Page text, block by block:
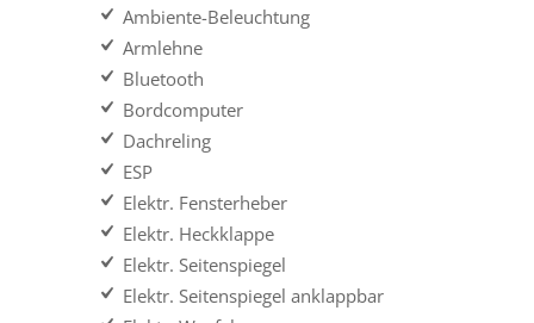
Ambiente-Beleuchtung
Armlehne
Bluetooth
Bordcomputer
Dachreling
ESP
Elektr. Fensterheber
Elektr. Heckklappe
Elektr. Seitenspiegel
Elektr. Seitenspiegel anklappbar